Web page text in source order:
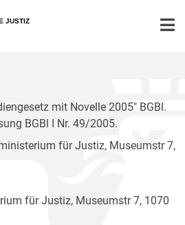
JUSTIZ
mit Novelle 2005" BGBl.
BGBl I Nr. 49/2005.
für Justiz, Museumstr 7,
für Justiz, Museumstr 7, 1070